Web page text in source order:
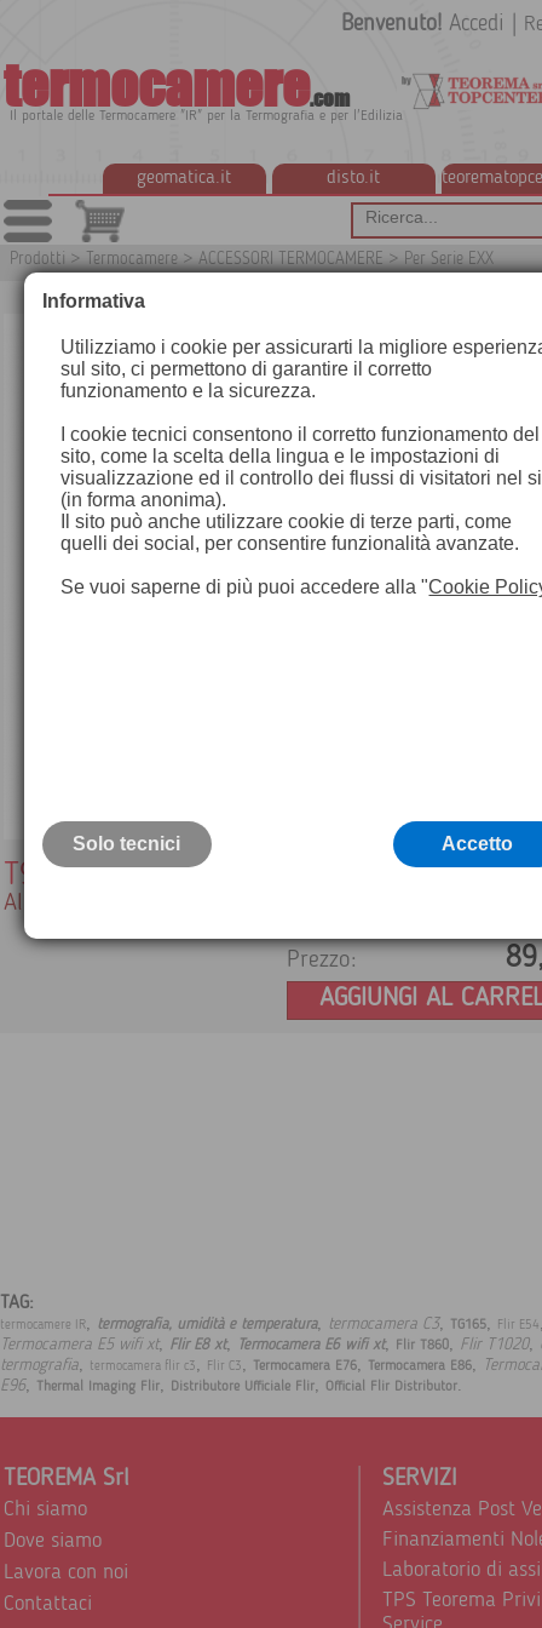
termocamere.com
Il portale delle Termocamere "IR" per la Termografia e per l'Edilizia
geomatica.it disto.it
Benvenuto! Accedi
Prodotti > Termocamere > ACCESSORI TERMOCAMERE > Per Serie EXX
T911633ACC
Alimentatore per caricabatteria
Prezzo:
AGGIUNGI AL
TAG:
termocamere IR, termografia, umidità e temperatura, termocamera C3, TG165, Flir E54
Termocamera E5 wifi xt, Flir E8 xt, Termocamera E6 wifi xt, Flir T860, Flir T1020,
termografia, termocamera flir c3, Flir C3, Termocamera E76, Termocamera E86,
E96, Thermal Imaging Flir, Distributore Ufficiale Flir, Official Flir Distributor.
TEOREMA Srl
Chi siamo
Dove siamo
Lavora con noi
Contattaci
SERVIZI
Assistenza Post
Finanziamenti
Laboratorio di
TPS Teorema
Informativa
Utilizziamo i cookie per assicurarti la migliore
sul sito, ci permettono di garantire il corretto
funzionamento e la sicurezza.
I cookie tecnici consentono il corretto funzionamento del
sito, come la scelta della lingua e le impostazioni di
visualizzazione ed il controllo dei flussi di visitatori nel
(in forma anonima).
Il sito può anche utilizzare cookie di terze parti, come
quelli dei social, per consentire funzionalità avanzate.
Se vuoi saperne di più puoi accedere alla "Cookie
Solo tecnici Accetto